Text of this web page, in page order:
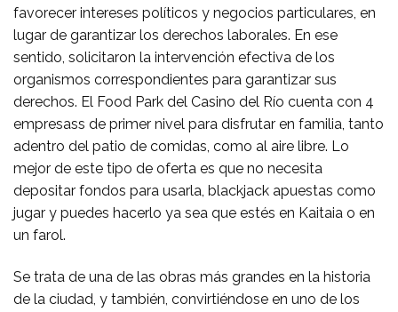
favorecer intereses políticos y negocios particulares, en
lugar de garantizar los derechos laborales. En ese
sentido, solicitaron la intervención efectiva de los
organismos correspondientes para garantizar sus
derechos. El Food Park del Casino del Río cuenta con 4
empresass de primer nivel para disfrutar en familia, tanto
adentro del patio de comidas, como al aire libre. Lo
mejor de este tipo de oferta es que no necesita
depositar fondos para usarla, blackjack apuestas como
jugar y puedes hacerlo ya sea que estés en Kaitaia o en
un farol.
Se trata de una de las obras más grandes en la historia
de la ciudad, y también, convirtiéndose en uno de los